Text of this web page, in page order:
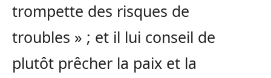
trompette des risques de
troubles » ; et il lui conseil de
plutôt prêcher la paix et la